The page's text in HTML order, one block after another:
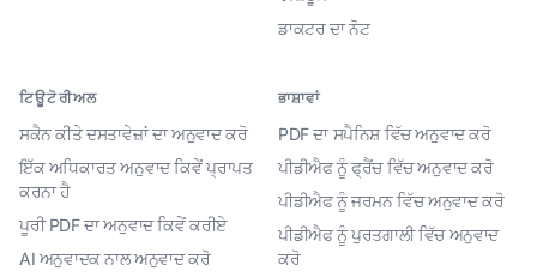
ਡਾਕਟਰ ਦਾ ਨੋਟ
ਟਿਊਟੋਰੀਅਲ
ਸਕੈਨ ਕੀਤੇ ਦਸਤਾਵੇਜ਼ਾਂ ਦਾ ਅਨੁਵਾਦ ਕਰੋ
ਇੱਕ ਅਧਿਕਾਰਤ ਅਨੁਵਾਦ ਕਿਵੇਂ ਪ੍ਰਾਪਤ
ਕਰਨਾ ਹੈ
ਪੂਰੀ PDF ਦਾ ਅਨੁਵਾਦ ਕਿਵੇਂ ਕਰੀਏ
AI ਅਨੁਵਾਦਕ ਨਾਲ ਅਨੁਵਾਦ ਕਰੋ
ਭਾਸ਼ਾਵਾਂ
PDF ਦਾ ਸਪੈਨਿਸ਼ ਵਿੱਚ ਅਨੁਵਾਦ ਕਰੋ
ਪੀਡੀਐਫ ਨੂੰ ਫ੍ਰੈਂਚ ਵਿੱਚ ਅਨੁਵਾਦ ਕਰੋ
ਪੀਡੀਐਫ ਨੂੰ ਜਰਮਨ ਵਿੱਚ ਅਨੁਵਾਦ ਕਰੋ
ਪੀਡੀਐਫ ਨੂੰ ਪੁਰਤਗਾਲੀ ਵਿੱਚ ਅਨੁਵਾਦ
ਕਰੋ